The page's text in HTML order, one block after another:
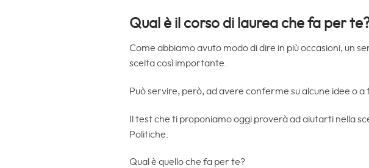
Qual è il corso di laurea che fa per
Come abbiamo avuto modo di dire in più occasioni, un
scelta così importante.
Può servire, però, ad avere conferme su alcune idee o
Il test che ti proponiamo oggi proverà ad aiutarti nella
Politiche.
Qual è quello che fa per te?